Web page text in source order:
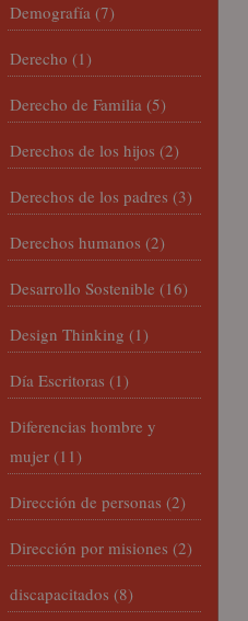
Demografía (7)
Derecho (1)
Derecho de Familia (5)
Derechos de los hijos (2)
Derechos de los padres (3)
Derechos humanos (2)
Desarrollo Sostenible (16)
Design Thinking (1)
Día Escritoras (1)
Diferencias hombre y
mujer (11)
Dirección de personas (2)
Dirección por misiones (2)
discapacitados (8)